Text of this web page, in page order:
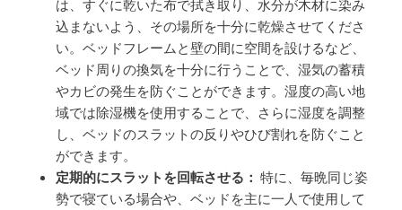
は、すぐに乾いた布で拭き取り、水分が木材に染み
込まないよう、その場所を十分に乾燥させてくださ
い。ベッドフレームと壁の間に空間を設けるなど、
ベッド周りの換気を十分に行うことで、湿気の蓄積
やカビの発生を防ぐことができます。湿度の高い地
域では除湿機を使用することで、さらに湿度を調整
し、ベッドのスラットの反りやひび割れを防ぐこと
ができます。
定期的にスラットを回転させる： 特に、毎晩同じ姿
勢で寝ている場合や、ベッドを主に一人で使用して